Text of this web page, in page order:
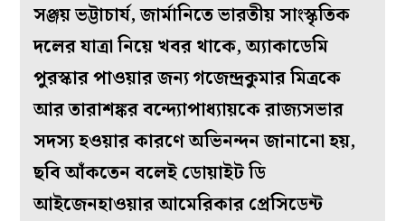
সঞ্জয় ভট্টাচার্য, জার্মানিতে ভারতীয় সাংস্কৃতিক
দলের যাত্রা নিয়ে খবর থাকে, অ্যাকাডেমি
পুরস্কার পাওয়ার জন্য গজেন্দ্রকুমার মিত্রকে
আর তারাশঙ্কর বন্দ্যোপাধ্যায়কে রাজ্যসভার
সদস্য হওয়ার কারণে অভিনন্দন জানানো হয়,
ছবি আঁকতেন বলেই ডোয়াইট ডি
আইজেনহাওয়ার আমেরিকার প্রেসিডেন্ট